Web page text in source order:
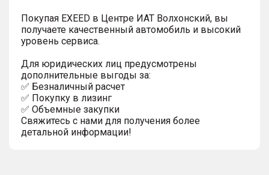
Покупая EXEED в Центре ИАТ Волхонский, вы
получаете качественный автомобиль и высокий
уровень сервиса.
Для юридических лиц предусмотрены
дополнительные выгоды за:
✅ Безналичный расчет
✅ Покупку в лизинг
✅ Объемные закупки
Свяжитесь с нами для получения более
детальной информации!